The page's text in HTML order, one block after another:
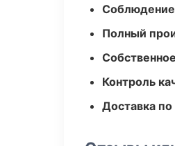
Соблюдение
Полный
Контроль
Доставка